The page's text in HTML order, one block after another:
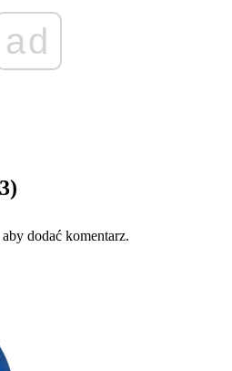
ad
dodać komentarz.